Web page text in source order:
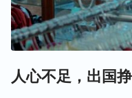
人心不足，出国